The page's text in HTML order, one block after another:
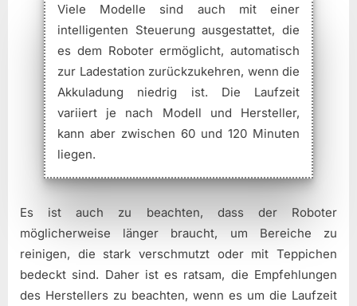
Viele Modelle sind auch mit einer
intelligenten Steuerung ausgestattet, die
es dem Roboter ermöglicht, automatisch
zur Ladestation zurückzukehren, wenn die
Akkuladung niedrig ist. Die Laufzeit
variiert je nach Modell und Hersteller,
kann aber zwischen 60 und 120 Minuten
liegen.
Es ist auch zu beachten, dass der Roboter
möglicherweise länger braucht, um Bereiche zu
reinigen, die stark verschmutzt oder mit Teppichen
bedeckt sind. Daher ist es ratsam, die Empfehlungen
des Herstellers zu beachten, wenn es um die Laufzeit